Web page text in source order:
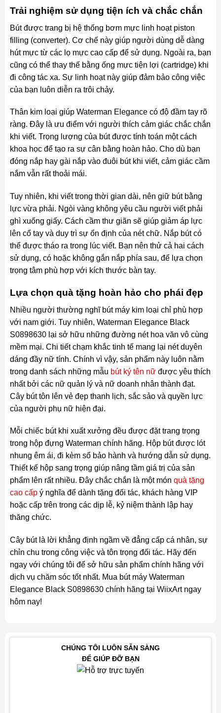
Trải nghiệm sử dụng tiện ích và chắc chắn
Bút được trang bị hệ thống bơm mực linh hoạt piston
filling (converter). Cơ chế này giúp người dùng dễ dàng
hút mực từ các lọ mực cao cấp để sử dụng. Ngoài ra, bạn
cũng có thể thay thế bằng ống mực tiện lợi (cartridge) khi
đi công tác xa. Sự linh hoạt này giúp đảm bảo công việc
của bạn luôn diễn ra trôi chảy.
Thân kim loại giúp Waterman Elegance có độ đầm tay rõ
ràng. Đây là ưu điểm với người thích cảm giác chắc chắn
khi viết. Trọng lượng của bút được tính toán một cách
khoa học để tạo ra sự cân bằng hoàn hảo. Cho dù bạn
đóng nắp hay gài nắp vào đuôi bút khi viết, cảm giác cầm
nắm vẫn rất thoải mái.
Tuy nhiên, khi viết trong thời gian dài, nên giữ bút bằng
lực vừa phải. Ngòi vàng không yêu cầu người viết phải
ghì xuống giấy. Cách cầm thư giãn sẽ giúp giảm áp lực
lên cổ tay và duy trì sự ổn định của nét chữ. Nắp bút có
thể được tháo ra trong lúc viết. Bạn nên thử cả hai cách
sử dụng, có hoặc không gắn nắp phía sau, để lựa chọn
trọng tâm phù hợp với kích thước bàn tay.
Lựa chọn quà tặng hoàn hảo cho phái đẹp
Nhiều người thường nghĩ bút máy kim loại chỉ phù hợp
với nam giới. Tuy nhiên, Waterman Elegance Black
S0898630 lại sở hữu những đường nét hoa văn vô cùng
mềm mại. Chi tiết chạm khắc tinh tế mang lại nét duyên
dáng đầy nữ tính. Chính vì vậy, sản phẩm này luôn nằm
trong danh sách những mẫu bút ký tên nữđược yêu thích
nhất bởi các nữ quản lý và nữ doanh nhân thành đạt.
Cây bút tôn lên vẻ đẹp thanh lịch, sắc sảo và quyền lực
của người phụ nữ hiện đại.
Mỗi chiếc bút khi xuất xưởng đều được đặt trang trọng
trong hộp đựng Waterman chính hãng. Hộp bút được lót
nhung êm ái, đi kèm sổ bảo hành và hướng dẫn sử dụng.
Thiết kế hộp sang trọng giúp nâng tầm giá trị của sản
phẩm lên rất nhiều. Đây chắc chắn là một món quà tặng
cao cấpý nghĩa để dành tặng đối tác, khách hàng VIP
hoặc cấp trên trong các dịp lễ, kỷ niệm thành lập hay
thăng chức.
Cây bút là lời khẳng định ngầm về đẳng cấp cá nhân, sự
chỉn chu trong công việc và tôn trọng đối tác. Hãy đến
ngay với chúng tôi để sở hữu sản phẩm chính hãng với
dịch vụ chăm sóc tốt nhất. Mua bút máy Waterman
Elegance Black S0898630 chính hãng tại WiixArt ngay
hôm nay!
CHÚNG TÔI LUÔN SẴN SÀNG
ĐỂ GIÚP ĐỠ BẠN